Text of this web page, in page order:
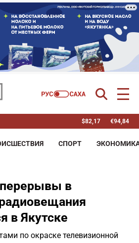
$82,17 €94,84
СПОРТ
в
в Якутске
по окраске телевизионной